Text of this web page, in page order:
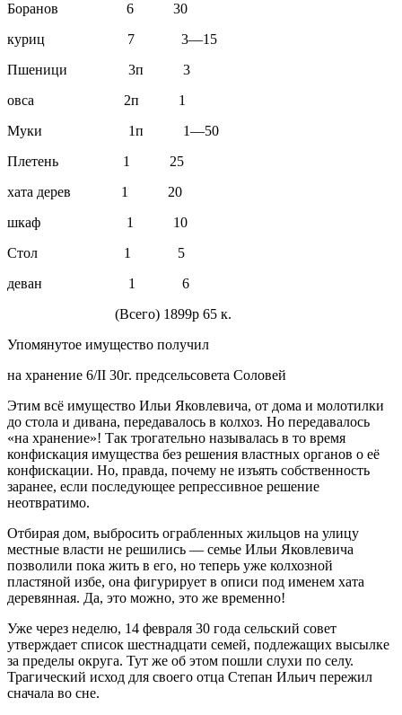
Боранов 6 30
куриц 7 3—15
Пшеници 3п 3
овса 2п 1
Муки 1п 1—50
Плетень 1 25
хата дерев 1 20
шкаф 1 10
Стол 1 5
деван 1 6
(Всего) 1899р 65 к.
Упомянутое имущество получил
на хранение 6/II 30г. предсельсовета Соловей
Этим всё имущество Ильи Яковлевича, от дома и молотилки
до стола и дивана, передавалось в колхоз. Но передавалось
«на хранение»! Так трогательно называлась в то время
конфискация имущества без решения властных органов о её
конфискации. Но, правда, почему не изъять собственность
заранее, если последующее репрессивное решение
неотвратимо.
Отбирая дом, выбросить ограбленных жильцов на улицу
местные власти не решились — семье Ильи Яковлевича
позволили пока жить в его, но теперь уже колхозной
пластяной избе, она фигурирует в описи под именем хата
деревянная. Да, это можно, это же временно!
Уже через неделю, 14 февраля 30 года сельский совет
утверждает список шестнадцати семей, подлежащих высылке
за пределы округа. Тут же об этом пошли слухи по селу.
Трагический исход для своего отца Степан Ильич пережил
сначала во сне.